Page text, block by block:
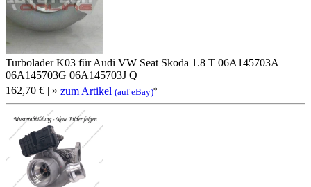
Turbolader K03 für Audi VW Seat Skoda 1.8 T 06A145703A
06A145703G 06A145703J Q
162,70 € | » zum Artikel (auf eBay)*